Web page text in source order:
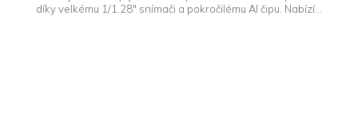
díky velkému 1/1.28" snímači a pokročilému AI čipu. Nabízí...